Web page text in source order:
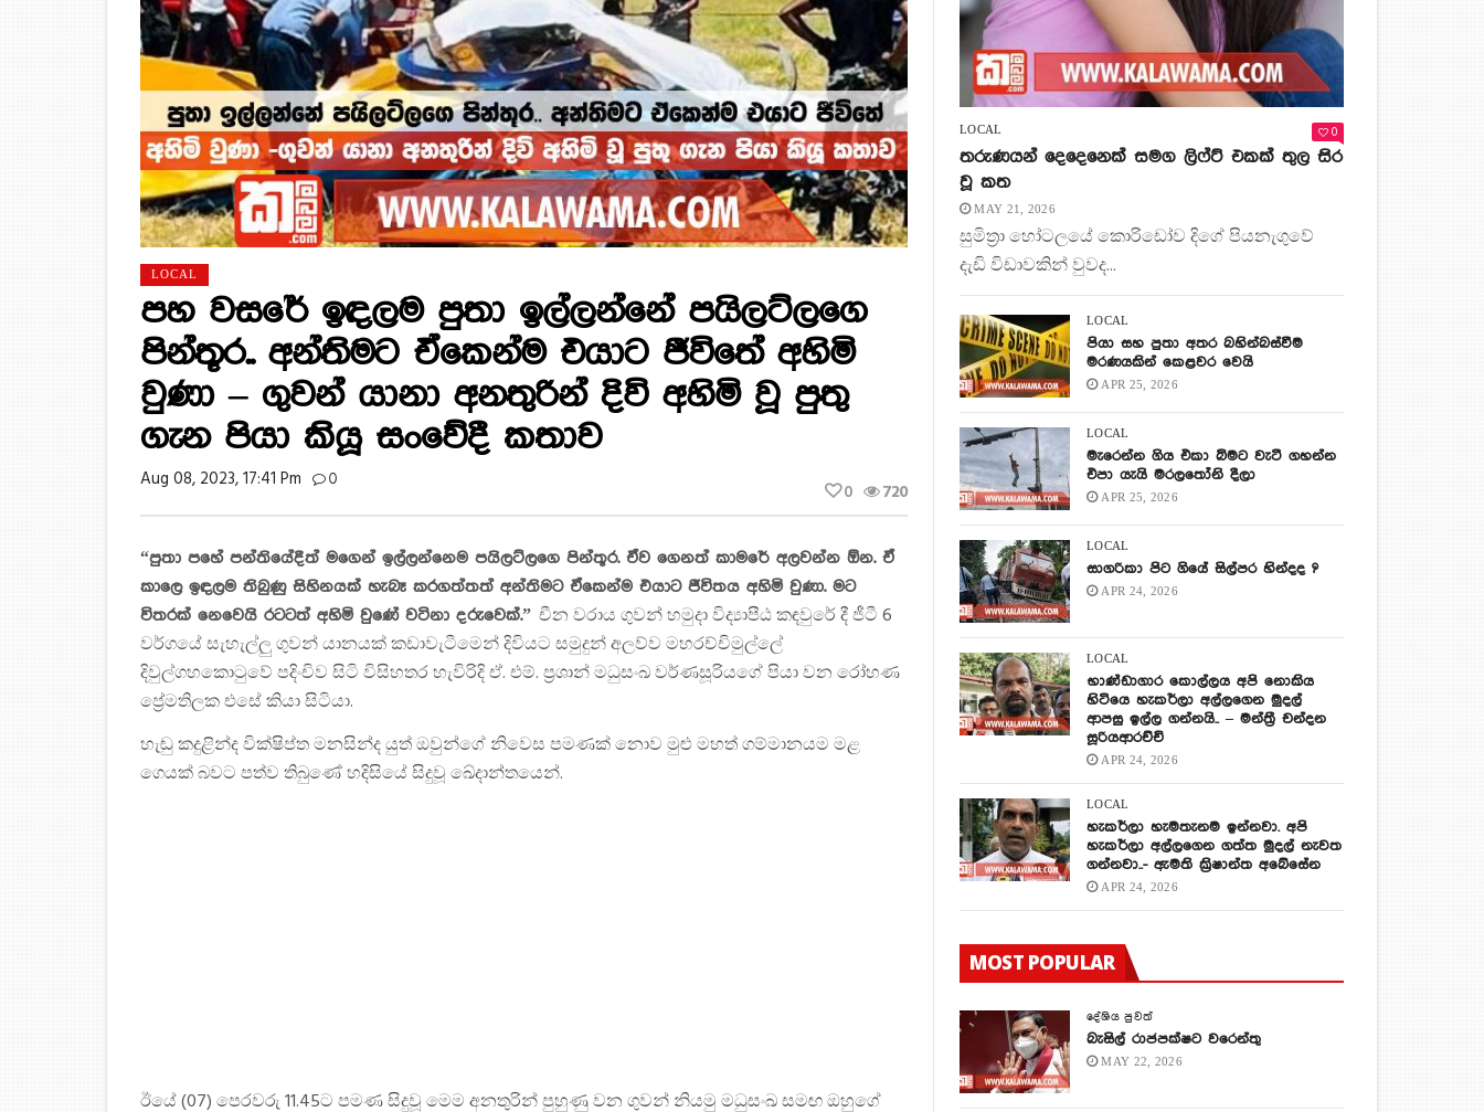
LOCAL
පහ වසරේ ඉඳලම පුතා ඉල්ලන්නේ පයිලට්ලගෙ
පින්තූර.. අන්තිමට ඒකෙන්ම එයාට ජීවිතේ අහිමි
වුණා – ගුවන් යානා අනතුරින් දිවි අහිමි වූ පුතු
ගැන පියා කියූ සංවේදී කතාව
Aug 08, 2023, 17:41 Pm 0 720
0
“පුතා පහේ පන්තියේදීත් මගෙන් ඉල්ලන්නෙම පයිලට්ලගෙ පින්තූර. ඒව ගෙනත් කාමරේ අලවන්න ඕන. ඒ
කාලෙ ඉඳලම තිබුණු සිහිනයක් හැබෑ කරගත්තත් අන්තිමට ඒකෙන්ම එයාට ජීවිතය අහිමි වුණා. මට
විතරක් නෙවෙයි රටටත් අහිමි වුණේ වටිනා දරුවෙක්.” චීන වරාය ගුවන් හමුදා විද්‍යාපීඨ කඳවුරේ දී ජීටී 6
වර්ගයේ සැහැල්ලු ගුවන් යානයක් කඩාවැටීමෙන් දිවියට සමුදුන් අලව්ව මහරච්චිමුල්ලේ
දිවුල්ගහකොටුවේ පදිංචිව සිටි විසිහතර හැවිරිදි ඒ. එම්. ප්‍රශාන් මධුසංඛ වර්ණසූරියගේ පියා වන රෝහණ
ප්‍රේමතිලක එසේ කියා සිටියා.
හැඬු කදුළින්ද වික්ෂිප්ත මනසින්ද යුත් ඔවුන්ගේ නිවෙස පමණක් නොව මුළු මහත් ගම්මානයම මළ
ගෙයක් බවට පත්ව තිබුණේ හදිසියේ සිදුවූ ඛේදාන්තයෙන්.
ඊයේ (07) පෙරවරු 11.45ට පමණ සිදුවූ මෙම අනතුරින් පුහුණු වන ගුවන් නියමු මධුසංඛ සමඟ ඔහුගේ
LOCAL 0
තරුණයන් දෙදෙනෙක් සමග ලිෆ්ට් එකක් තුල සිර
වූ කත
MAY 21, 2026
සුමිත්‍රා හෝටලයේ කොරිඩෝව දිගේ පියනැගුවේ
දැඩි විඩාවකින් වුවද...
LOCAL
පියා සහ පුතා අතර බහින්බස්වීම
මරණයකින් කෙළවර වෙයි
APR 25, 2026
LOCAL
මැරෙන්න ගිය එකා බිමට වැටී ගහන්න
එපා යැයි මරලතෝනි දීලා
APR 25, 2026
LOCAL
සාගරිකා පිට ගියේ සිල්පර හින්දද ?
APR 24, 2026
LOCAL
භාණ්ඩාගාර කොල්ලය අපි නොකිය
හිටියෙ හැකර්ලා අල්ලගෙන මුදල්
ආපසු ඉල්ල ගන්නයි.. – මන්ත්‍රී චන්දන
සූරියආරච්චි
APR 24, 2026
LOCAL
හැකර්ලා හැමතැනම ඉන්නවා. අපි
හැකර්ලා අල්ලගෙන ගත්ත මුදල් නැවත
ගන්නවා..- ඇමති ක්‍රිෂාන්ත අබේසේන
APR 24, 2026
MOST POPULAR
දේශිය පුවත්
බැසිල් රාජපක්ෂට වරෙන්තු
MAY 22, 2026